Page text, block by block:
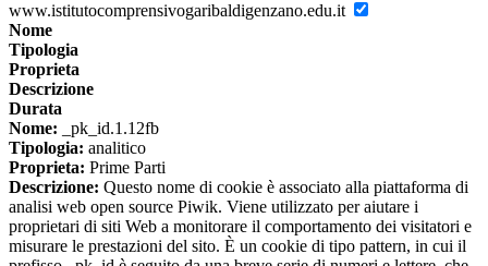
www.istitutocomprensivogaribaldigenzano.edu.it
Nome
Tipologia
Proprieta
Descrizione
Durata
Nome: _pk_id.1.12fb
Tipologia: analitico
Proprieta: Prime Parti
Descrizione: Questo nome di cookie è associato alla piattaforma di
analisi web open source Piwik. Viene utilizzato per aiutare i
proprietari di siti Web a monitorare il comportamento dei visitatori e
misurare le prestazioni del sito. È un cookie di tipo pattern, in cui il